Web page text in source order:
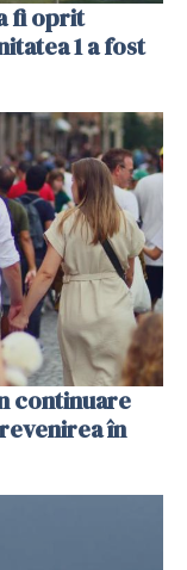
fi oprit
1 a fost
continuare
în